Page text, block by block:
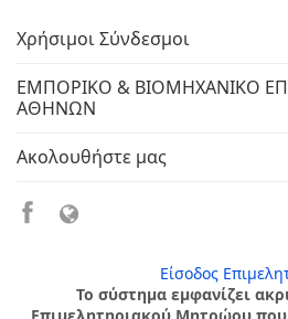
Χρήσιμοι Σύνδεσμοι
ΕΜΠΟΡΙΚΟ & ΒΙΟΜΗΧΑΝΙΚΟ
ΑΘΗΝΩΝ
Ακολουθήστε μας
Είσοδος
Το σύστημα εμφανίζει